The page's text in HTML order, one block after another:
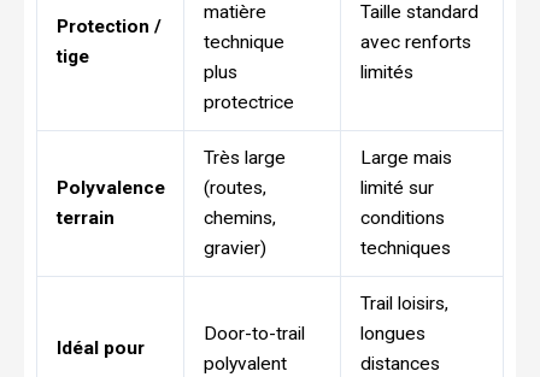
Protection /
tige
matière
technique
plus
protectrice
Taille standard
avec renforts
limités
Polyvalence
terrain
Très large
(routes,
chemins,
gravier)
Large mais
limité sur
conditions
techniques
Idéal pour
Door-to-trail
polyvalent
Trail loisirs,
longues
distances